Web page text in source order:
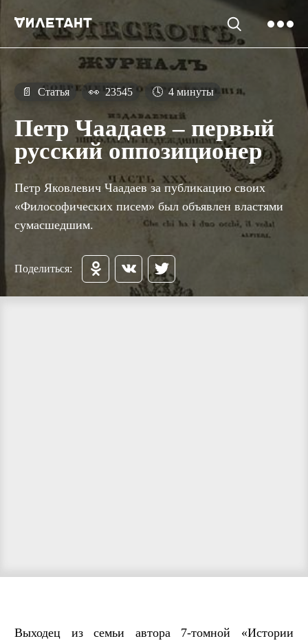
📄 Статья 👀 23545 🕓 4 минуты
Петр Чаадаев – первый
русский оппозиционер
Петр Яковлевич Чаадаев за публикацию своих
«Философических писем» был объявлен властями
сумасшедшим.
Поделиться:
Выходец из семьи автора 7-томной «Истории